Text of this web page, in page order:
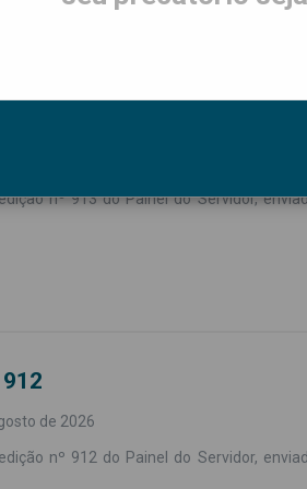
nº 913 do Painel do Servidor,
de 2026
nº 912 do Painel do Servidor,